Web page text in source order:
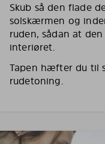
Skub så den flade
solskærmen og
ruden, sådan at
interiøret.
Tapen hæfter du til
rudetoning.